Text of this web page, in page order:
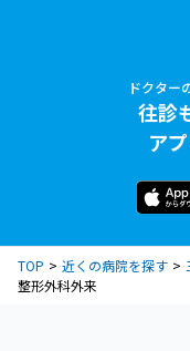
ドクター
往診
ア
TOP 近くの病院を探す
整形外科外来